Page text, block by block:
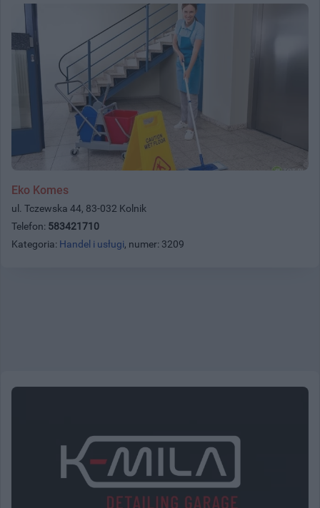
Eko Komes
ul. Tczewska 44, 83-032 Kolnik
Telefon: 583421710
Kategoria: Handel i usługi, numer: 3209